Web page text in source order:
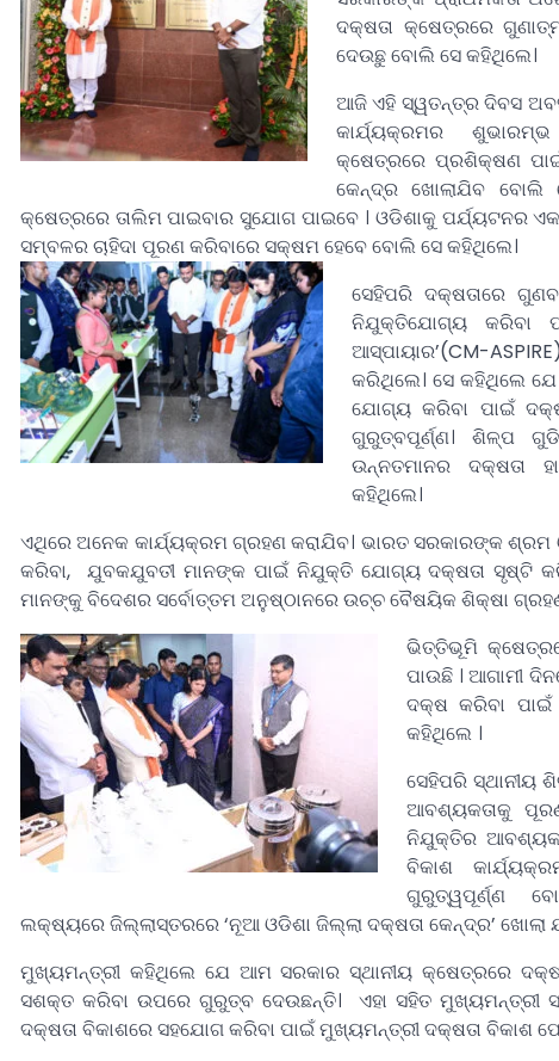
ଦକ୍ଷତା କ୍ଷେତ୍ରରେ
ଦେଉଛୁ ବୋଲି ସେ କହିଥିଲେ।
ଆଜି ଏହି ସ୍ୱତନ୍ତ୍ର ଦିବସ
କାର୍ଯ୍ୟକ୍ରମର
କ୍ଷେତ୍ରରେ ପ୍ରଶିକ୍ଷଣ
କେନ୍ଦ୍ର ଖୋଲାଯିବ ବୋଲି
କ୍ଷେତ୍ରରେ ତାଲିମ ପାଇବାର ସୁଯୋଗ ପାଇବେ । ଓଡିଶାକୁ ପର୍ଯ୍ୟଟନର
ସମ୍ବଳର ଚାହିଦା ପୂରଣ କରିବାରେ ସକ୍ଷମ ହେବେ ବୋଲି ସେ କହିଥିଲେ।
ସେହିପରି ଦକ୍ଷତାରେ
ନିଯୁକ୍ତିଯୋଗ୍ୟ କରିବା
ଆସ୍ପାୟାର’(CM-
କରିଥିଲେ। ସେ କହିଥିଲେ
ଯୋଗ୍ୟ କରିବା ପାଇଁ
ଗୁରୁତ୍ବପୂର୍ଣ୍ଣ। ଶିଳ୍ପ
ଉନ୍ନତମାନର ଦକ୍ଷତା
କହିଥିଲେ।
ଏଥିରେ ଅନେକ କାର୍ଯ୍ୟକ୍ରମ ଗ୍ରହଣ କରାଯିବ। ଭାରତ ସରକାରଙ୍କ
କରିବା, ଯୁବକଯୁବତୀ ମାନଙ୍କ ପାଇଁ ନିଯୁକ୍ତି ଯୋଗ୍ୟ ଦକ୍ଷତା ସୃଷ୍ଟି
ମାନଙ୍କୁ ବିଦେଶର ସର୍ବୋତ୍ତମ ଅନୁଷ୍ଠାନରେ ଉଚ୍ଚ ବୈଷୟିକ ଶିକ୍ଷା
ଭିତ୍ତିଭୂମି
ପାଉଛି । ଆଗାମୀ
ଦକ୍ଷ କରିବା
କହିଥିଲେ ।
ସେହିପରି ସ୍ଥାନୀୟ
ଆବଶ୍ୟକତାକୁ
ନିଯୁକ୍ତିର
ବିକାଶ
ଗୁରୁତ୍ୱପୂର୍ଣ୍ଣ
ଲକ୍ଷ୍ୟରେ ଜିଲ୍ଲାସ୍ତରରେ ‘ନୂଆ ଓଡିଶା ଜିଲ୍ଲା ଦକ୍ଷତା କେନ୍ଦ୍ର’ ଖୋଲା
ମୁଖ୍ୟମନ୍ତ୍ରୀ କହିଥିଲେ ଯେ ଆମ ସରକାର ସ୍ଥାନୀୟ କ୍ଷେତ୍ରରେ
ସଶକ୍ତ କରିବା ଉପରେ ଗୁରୁତ୍ବ ଦେଉଛନ୍ତି। ଏହା ସହିତ
ଦକ୍ଷତା ବିକାଶରେ ସହଯୋଗ କରିବା ପାଇଁ ମୁଖ୍ୟମନ୍ତ୍ରୀ ଦକ୍ଷତା